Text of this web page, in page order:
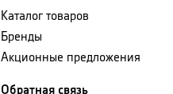
Каталог товаров
Бренды
Акционные предложения
Обратная связь